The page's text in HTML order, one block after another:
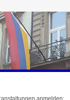
anmelden: